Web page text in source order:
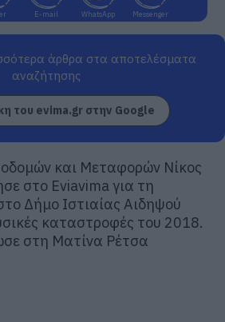
E-mail WhatsApp Messenger
άρθρα στα αποτελέσματα
αναζήτησης
του evima.gr στην Google
και Μεταφορών Νίκος
στο Eviavima για τη
Δήμο Ιστιαίας Αιδηψού
καταστροφές του 2018.
στη Ματίνα Ρέτσα